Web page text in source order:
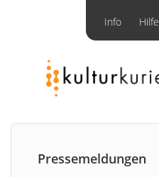
Info Hilfe
Pressemeldungen